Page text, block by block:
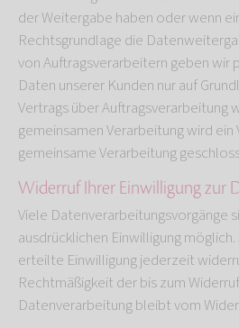
der Weitergabe haben oder wenn
Rechtsgrundlage die
von Auftragsverarbeitern geben wir
Daten unserer Kunden nur auf
Vertrags über Auftragsverarbeitung
gemeinsamen Verarbeitung wird ein
gemeinsame Verarbeitung
Widerruf Ihrer Einwilligung zur
Viele Datenverarbeitungsvorgänge
ausdrücklichen Einwilligung
erteilte Einwilligung jederzeit
Rechtmäßigkeit der bis zum
Datenverarbeitung bleibt vom